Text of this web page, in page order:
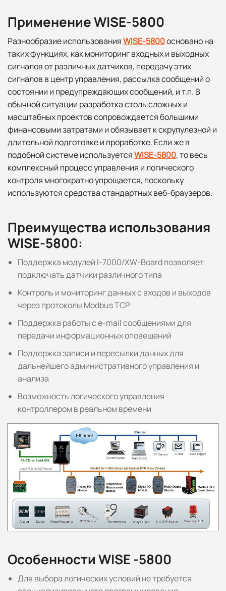
Применение WISE-5800
Разнообразие использованияWISE-5800основано на
таких функциях, как мониторинг входных и выходных
сигналов от различных датчиков, передачу этих
сигналов в центр управления, рассылка сообщений о
состоянии и предупреждающих сообщений, и т.п. В
обычной ситуации разработка столь сложных и
масштабных проектов сопровождается большими
финансовыми затратами и обязывает к скрупулезной и
длительной подготовке и проработке. Если же в
подобной системе используетсяWISE-5800, то весь
комплексный процесс управления и логического
контроля многократно упрощается, поскольку
используются средства стандартных веб-браузеров.
Преимущества использования
WISE-5800:
Поддержка модулей I-7000/XW-Board позволяет
подключать датчики различного типа
Контроль и мониторинг данных с входов и выходов
через протоколы Modbus TCP
Поддержка работы с e-mail сообщениями для
передачи информационных оповещений
Поддержка записи и пересылки данных для
дальнейшего административного управления и
анализа
Возможность логического управления
контроллером в реальном времени
Особенности WISE -5800
Для выбора логических условий не требуется